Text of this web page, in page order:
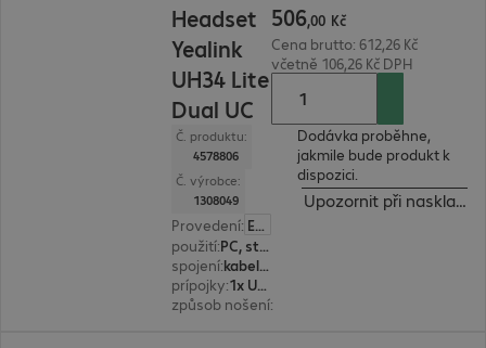
Headset
Yealink
UH34 Lite
Dual UC
Č. produktu:
4578806
Č. výrobce:
1308049
Provedení: Evropa
použití:
PC, stolní telefon, notebook
spojení:
kabelové
prípojky:
1x USB typ A
způsob nošení:
506,00 Kč
Cena brutto: 612,26 Kč
včetně 106,26 Kč DPH
Dodávka proběhne,
jakmile bude produkt k
dispozici.
Upozornit při